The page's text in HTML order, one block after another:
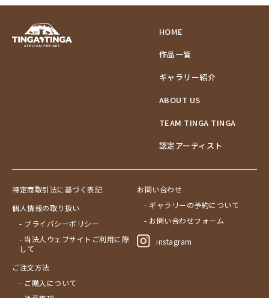
HOME
作品一覧
ギャラリー紹介
ABOUT US
TEAM TINGA TINGA
認定アーティスト
特定商取引法に基づく表記
個人情報の取り扱い
- プライバシーポリシー
- 当法人ウェブサイトご利用に際
して
ご注文方法
- ご購入について
お問い合わせ
- ギャラリーの予約について
- お問い合わせフォーム
instagram